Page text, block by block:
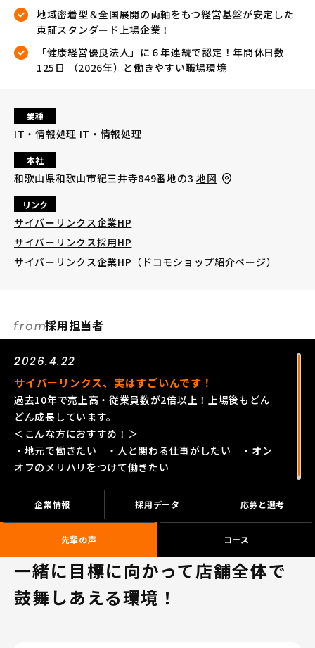
地域密着型＆全国展開の両軸をもつ経営基盤が安定した
東証スタンダード上場企業！
「健康経営優良法人」に６年連続で認定！年間休日数
125日 （2026年）と働きやすい職場環境
業種
IT・情報処理 IT・情報処理
本社
和歌山県和歌山市紀三井寺849番地の3 地図
リンク
サイバーリンクス企業HP
サイバーリンクス採用HP
サイバーリンクス企業HP（ドコモショップ紹介ページ）
採用担当者
2026.4.22
サイバーリンクス、実はすごいんです！
過去10年で売上高・従業員数が2倍以上！上場後もどん
どん成長しています。
＜こんな方におすすめ！＞
・地元で働きたい ・人と関わる仕事がしたい ・オン
オフのメリハリをつけて働きたい
企業情報 採用データ 応募と選考
先輩の声 コース
一緒に目標に向かって店舗全体で
鼓舞しあえる環境！